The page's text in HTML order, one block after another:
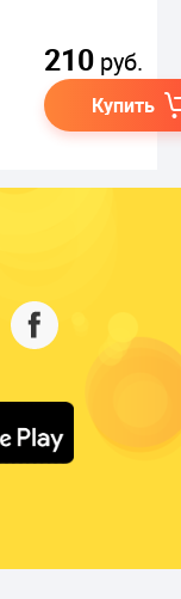
210 руб.
Купить